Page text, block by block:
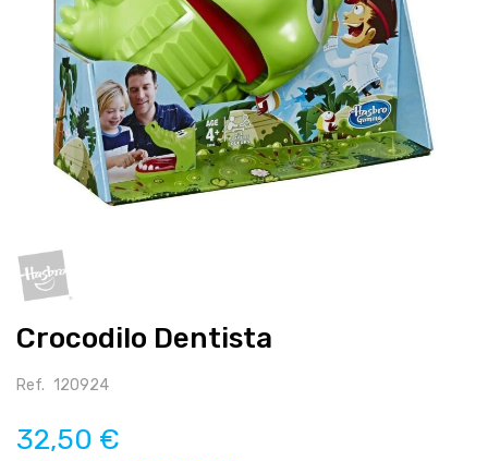
Crocodilo Dentista
Ref. 120924
32,50 €
para
o
da
de